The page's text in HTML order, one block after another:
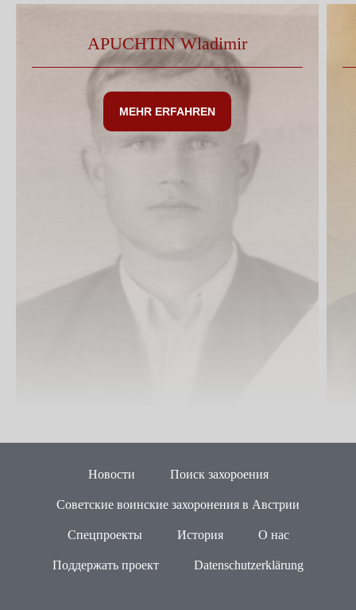
APUCHTIN Wladimir
MEHR ERFAHREN
Новости Поиск захороения
Советские воинские захоронения в Австрии
Спецпроекты История О нас
Поддержать проект Datenschutzerklärung